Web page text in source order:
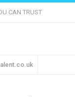
CAN TRUST